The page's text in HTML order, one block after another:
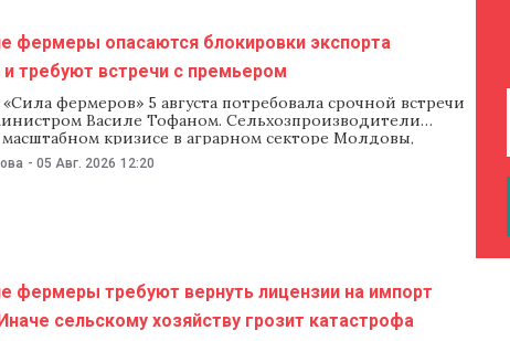
фермеры опасаются блокировки экспорта
требуют встречи с премьером
фермеров» 5 августа потребовала срочной встречи
Василе Тофаном. Сельхозпроизводители
кризисе в аграрном секторе Молдовы,
производственных расходов и нехваткой субсидий.
от правительства срочно ввести лицензирование
- 05 Авг. 2026 12:20
фермеры требуют вернуть лицензии на импорт
сельскому хозяйству грозит катастрофа